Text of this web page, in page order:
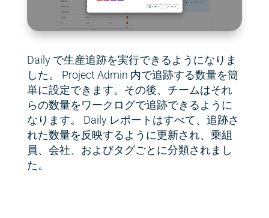
Daily で生産追跡を実行できるようになりま
した。 Project Admin 内で追跡する数量を簡
単に設定できます。その後、チームはそれ
らの数量をワークログで追跡できるように
なります。 Daily レポートはすべて、追跡さ
れた数量を反映するように更新され、乗組
員、会社、およびタグごとに分類されまし
た。